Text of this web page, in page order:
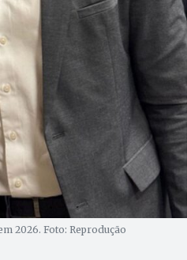
2026. Foto: Reprodução